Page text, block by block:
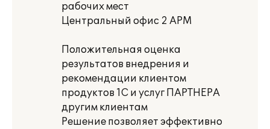
рабочих мест
Центральный офис 2 АРМ
Положительная оценка
результатов внедрения и
рекомендации клиентом
продуктов 1С и услуг ПАРТНЕРА
другим клиентам
Решение позволяет эффективно